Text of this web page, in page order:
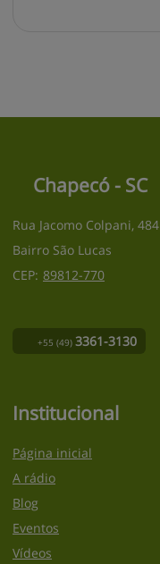
Chapecó - SC
Rua Jacomo Colpani, 484
Bairro São Lucas
CEP: 89812-770
+55 (49) 3361-3130
Institucional
Página inicial
A rádio
Blog
Eventos
Vídeos